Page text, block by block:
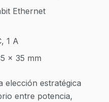
Ethernet
1 A
x 35 mm
elección estratégica
entre potencia,